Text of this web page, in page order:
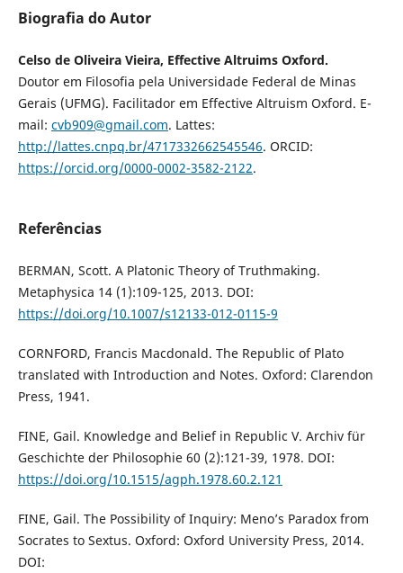
Biografia do Autor
Celso de Oliveira Vieira, Effective Altruims Oxford.
Doutor em Filosofia pela Universidade Federal de Minas
Gerais (UFMG). Facilitador em Effective Altruism Oxford. E-
mail: cvb909@gmail.com. Lattes:
http://lattes.cnpq.br/4717332662545546. ORCID:
https://orcid.org/0000-0002-3582-2122.
Referências
BERMAN, Scott. A Platonic Theory of Truthmaking.
Metaphysica 14 (1):109-125, 2013. DOI:
https://doi.org/10.1007/s12133-012-0115-9
CORNFORD, Francis Macdonald. The Republic of Plato
translated with Introduction and Notes. Oxford: Clarendon
Press, 1941.
FINE, Gail. Knowledge and Belief in Republic V. Archiv für
Geschichte der Philosophie 60 (2):121-39, 1978. DOI:
https://doi.org/10.1515/agph.1978.60.2.121
FINE, Gail. The Possibility of Inquiry: Meno’s Paradox from
Socrates to Sextus. Oxford: Oxford University Press, 2014.
DOI: